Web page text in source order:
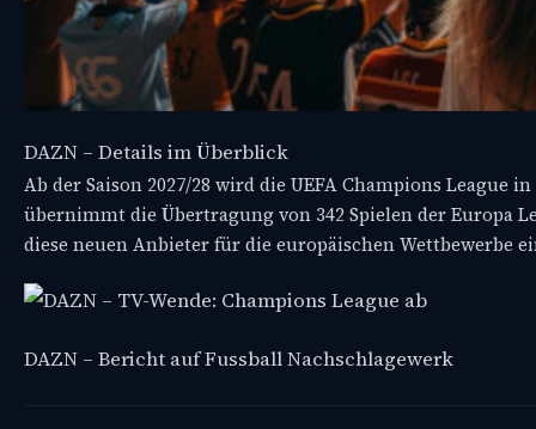
DAZN – Details im Überblick
Ab der Saison 2027/28 wird die UEFA Champions League
übernimmt die Übertragung von 342 Spielen der Europa
diese neuen Anbieter für die europäischen Wettbewerbe
DAZN – Bericht auf Fussball Nachschlagewerk